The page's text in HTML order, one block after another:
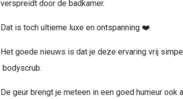
verspreidt door de badkamer.
Dat is toch ultieme luxe en ontspanning ❤️.
Het goede nieuws is dat je deze ervaring vrij
bodyscrub.
De geur brengt je meteen in een goed humeur ook